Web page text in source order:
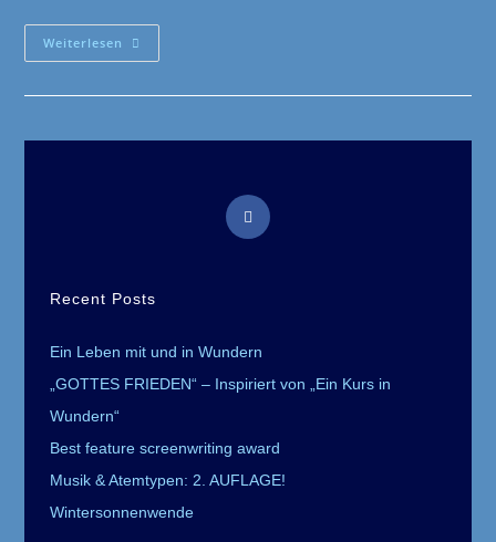
Weiterlesen „GOTTES
FRIEDEN“
Kurs
Opens
Recent Posts
Ein Leben mit und in Wundern
„GOTTES FRIEDEN“ – Inspiriert von „Ein Kurs in
Wundern“
Best feature screenwriting award
Musik & Atemtypen: 2. AUFLAGE!
Wintersonnenwende